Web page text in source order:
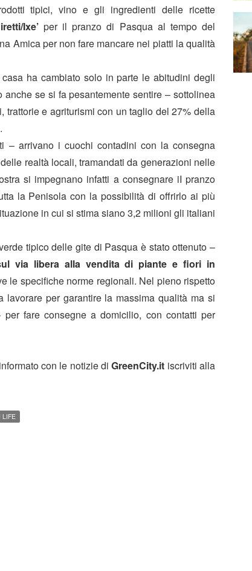
tipici, vino e gli ingredienti delle ricette
Ixe’per il pranzo di Pasqua al tempo del
Amica per non fare mancare nei piatti la qualità
ha cambiato solo in parte le abitudini degli
se si fa pesantemente sentire – sottolinea
e agriturismi con un taglio del 27% della
– arrivano i cuochi contadini con la consegna
realtà locali, tramandati da generazioni nelle
si impegnano infatti a consegnare iI pranzo
la Penisola con la possibilità di offrirlo ai più
in cui si stima siano 3,2 milioni gli italiani
tipico delle gite di Pasqua è stato ottenuto –
via libera alla vendita di piante e fiori in
le specifiche norme regionali. Nel pieno rispetto
per garantire la massima qualità ma si
fare consegne a domicilio, con contatti per
con le notizie diGreenCity.it iscriviti alla
LIFE